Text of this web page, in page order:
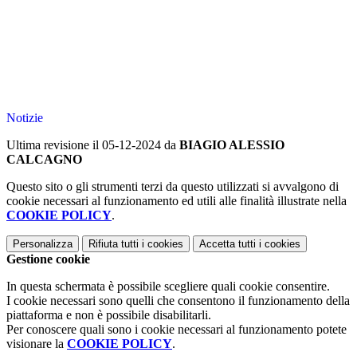
Notizie
Ultima revisione il 05-12-2024 da BIAGIO ALESSIO
CALCAGNO
Questo sito o gli strumenti terzi da questo utilizzati si avvalgono di
cookie necessari al funzionamento ed utili alle finalità illustrate nella
COOKIE POLICY.
Personalizza Rifiuta tutti i cookies Accetta tutti i cookies
Gestione cookie
In questa schermata è possibile scegliere quali cookie consentire.
I cookie necessari sono quelli che consentono il funzionamento della
piattaforma e non è possibile disabilitarli.
Per conoscere quali sono i cookie necessari al funzionamento potete
visionare la COOKIE POLICY.